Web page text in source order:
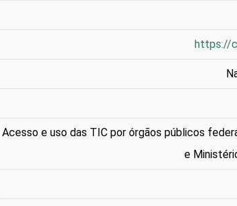
https://
Acesso e uso das TIC por órgãos públicos
e